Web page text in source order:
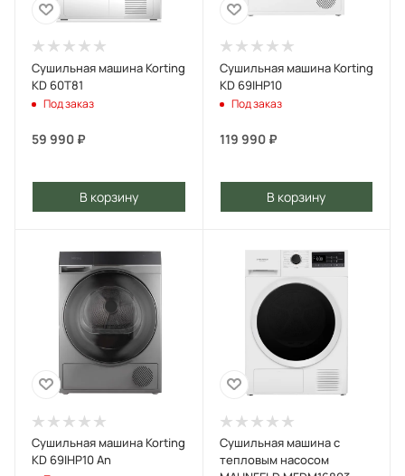
Сушильная машина Korting
KD 60T81
Под заказ
59 990 ₽
В корзину
Сушильная машина Korting
KD 69IHP10
Под заказ
119 990₽
В корзину
Сушильная машина Korting
KD 69IHP10 An
Сушильная машина с
тепловым насосом